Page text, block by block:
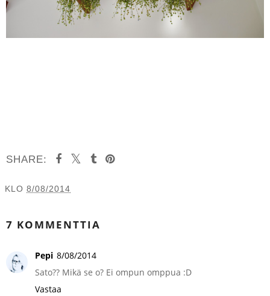
SHARE:
KLO 8/08/2014
7 KOMMENTTIA
Pepi 8/08/2014
Sato?? Mikä se o? Ei ompun omppua :D
Vastaa